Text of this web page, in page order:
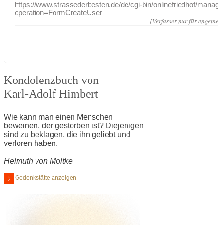
https://www.strassederbesten.de/de/cgi-bin/onlinefriedhof/
operation=FormCreateUser
[Verfasser nur für
Kondolenzbuch von
Karl-Adolf Himbert
Wie kann man einen Menschen
beweinen, der gestorben ist? Diejenigen
sind zu beklagen, die ihn geliebt und
verloren haben.
Helmuth von Moltke
Gedenkstätte anzeigen